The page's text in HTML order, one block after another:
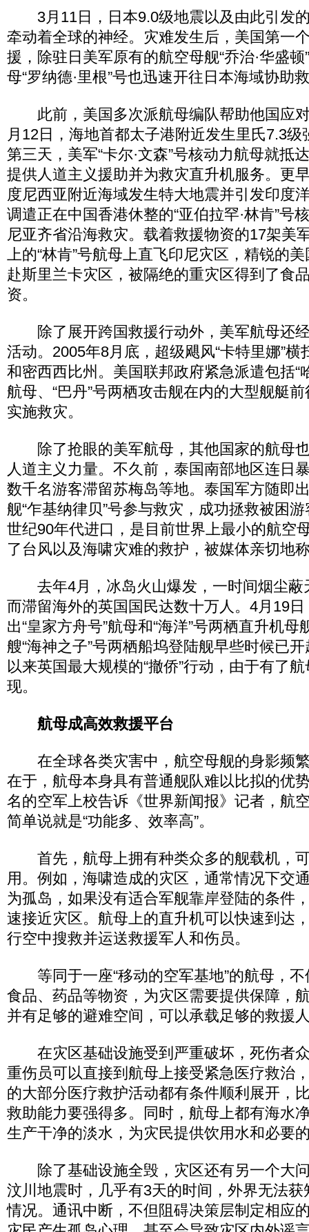
3月11日，日本9.0级地震以及由此引发
牵动着全球的神经。灾难发生后，美国第一
援，除驻日美军原有的航空母舰“乔治·华盛
母“罗纳德·里根”号也迅速开往日本海域协助
此前，美国多次派航母编队帮助他国应对
月12日，海地首都太子港附近发生里氏7.3
第三天，美军“卡尔·文森”号核动力航母就抵
提供人道主义援助并为救灾直升机服务。更
度尼西亚附近海域发生特大地震并引发印度
调遣正在中国香港休整的“亚伯拉罕·林肯”号
尼亚齐省沿海救灾。载着救援物资的17架美
上的“林肯”号航母上直飞印尼灾区，精锐的
赴斯里兰卡灾区，被隔绝的重灾区得到了食
资。
除了展开跨国救援行动外，美军航母还
活动。2005年8月底，超级飓风“卡特里娜”
和密西西比州。美国联邦政府紧急派遣包括“
航母、“巴丹”号两栖攻击舰在内的大型舰艇
实施救灾。
除了抢眼的美军航母，其他国家的航母
人道主义力量。不久前，泰国南部地区连日
数千名游客滞留苏梅岛等地。泰国军方随即
舰“乍基纳律贝”号参与救灾，成功拯救被困
世纪90年代进口，是目前世界上最小的航空
了台风以及海啸灾难的救护，被媒体亲切地
去年4月，冰岛火山爆发，一时间烟尘蔽
而滞留海外的英国国民达数十万人。4月19
出“皇家方舟号”航母和“海洋”号两栖直升机
艘“海神之子”号两栖船坞登陆舰早些时候已
以来英国最大规模的“撤侨”行动，由于有了
现。
航母成高效救援平台
在全球各类灾害中，航空母舰的身影频
在于，航母本身具有普通舰队难以比拟的优
名的空军上校告诉《世界新闻报》记者，航
简单说就是“功能多、效率高”。
首先，航母上拥有种类众多的舰载机，
用。例如，海啸造成的灾区，通常情况下交
为孤岛，如果没有适合军舰靠岸登陆的条件
速接近灾区。航母上的直升机可以快速到达
行空中搜救并运送救援军人和伤员。
等同于一座“移动的空军基地”的航母，不
食品、药品等物资，为灾区需要提供保障，
并有足够的避难空间，可以承载足够的救援
在灾区基础设施受到严重破坏，死伤者
重伤员可以直接到航母上接受紧急医疗救治
的大部分医疗救护活动都有条件顺利展开，
救助能力要强得多。同时，航母上都有海水
生产干净的淡水，为灾民提供饮用水和必要
除了基础设施全毁，灾区还有另一个大
汶川地震时，几乎有3天的时间，外界无法
情况。通讯中断，不但阻碍决策层制定相应